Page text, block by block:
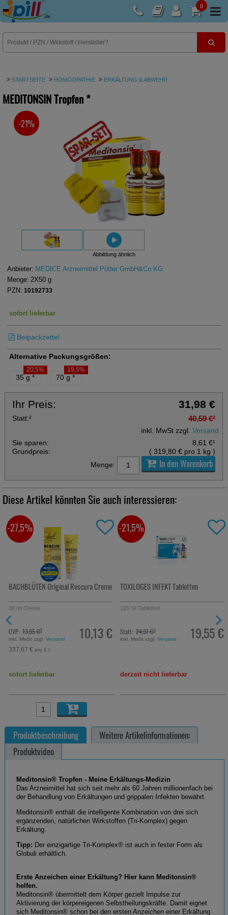
0
E-Rezept
STARTSEITE HOMÖOPATHIE ERKÄLTUNG & ABWEHR
MEDITONSIN Tropfen*
Abbildung ähnlich
SIE SPAREN
-21%
Anbieter: MEDICE Arzneimittel Pütter GmbH&Co.KG
Menge: 2X50g
PZN: 10192733
sofort lieferbar
Beipackzettel
Alternative Packungsgrößen:
35 g *
20,5%
70 g *
19,5%
Ihr Preis: 31,98 €
Statt:² 40,59 €²
inkl. MwSt zzgl.Versand
Sie sparen:
8,61 €¹
Grundpreis:
( 319,80 € pro 1 kg)
Menge:
In den Warenkorb
Diese Artikel könnten Sie auch interessieren:
BACHBLÜTEN Original Rescura Creme
30 ml Creme
10,13 €
UVP: 13,95 €³
inkl. MwSt zzgl.Versand
337,67 € pro 1 l
-27,5%
sofort lieferbar
TOXILOGES INFEKT Tabletten
120 St Tabletten
19,55 €
Statt: 24,97 €²
inkl. MwSt zzgl.Versand
-21,5%
derzeit nicht lieferbar
Produktbeschreibung
Weitere Artikelinformationen:
Produktvideo
Meditonsin® Tropfen - Meine Erkältungs-Medizin
Das Arzneimittel hat sich seit mehr als 60 Jahren millionenfach bei
der Behandlung von Erkältungen und grippalen Infekten bewährt.
Meditonsin® enthält die intelligente Kombination von drei sich
ergänzenden, natürlichen Wirkstoffen (Tri-Komplex) gegen
Erkältung.
Tipp: Der einzigartige Tri-Komplex® ist auch in fester Form als
Globuli erhältlich.
Erste Anzeichen einer Erkältung? Hier kann Meditonsin®
helfen.
Meditonsin® übermittelt dem Körper gezielt Impulse zur
Aktivierung der körpereigenen Selbstheilungskräfte. Damit eignet
sich Meditonsin® schon bei den ersten Anzeichen einer Erkältung